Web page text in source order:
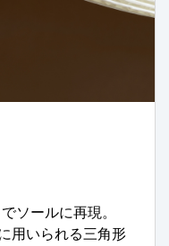
ソールに再現。
用いられる三角形